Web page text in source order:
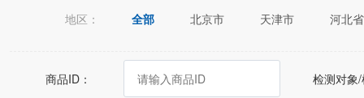
地区： 全部 北京市 天津市
河北省
宁夏回族自治区
新疆维吾尔自治区
商品ID： 检测对象